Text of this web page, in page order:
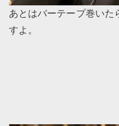
あとはバーテープ巻い
すよ。